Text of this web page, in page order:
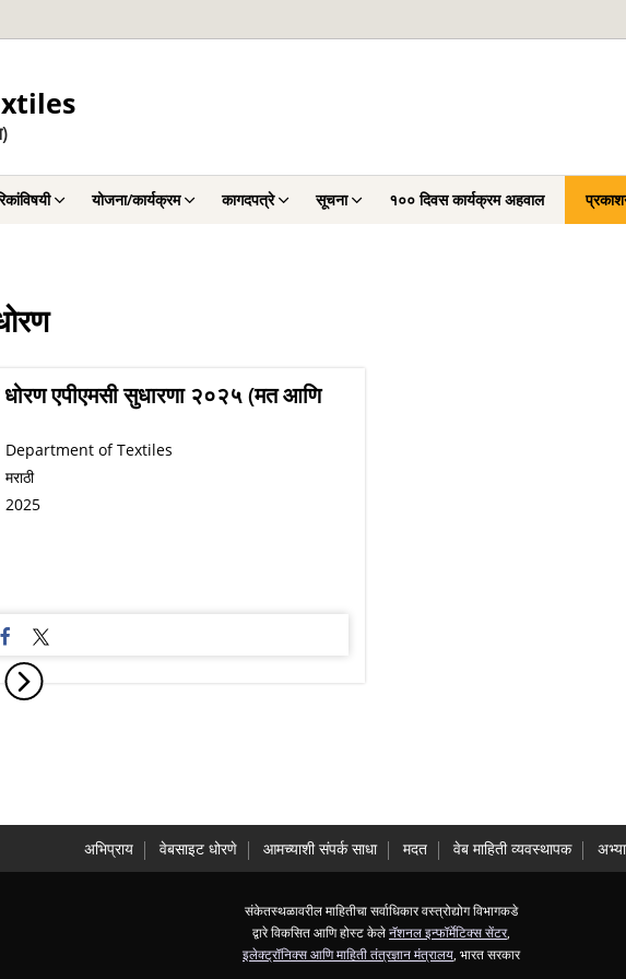
योजना/कार्यक्रम कागदपत्रे सूचना १०० दिवस कार्यक्रम अहवाल
धोरण एपीएमसी सुधारणा २०२५ (मत आणि
Department of Textiles
मराठी
2025
अभिप्राय वेबसाइट धोरणे आमच्याशी संपर्क साधा मदत वेब माहिती व्यवस्थापक
संकेतस्थळावरील माहितीचा सर्वाधिकार वस्त्रोद्योग विभागकडे
द्वारे विकसित आणि होस्ट केलेनॅशनल इन्फॉर्मेटिक्स सेंटर,
इलेक्ट्रॉनिक्स आणि माहिती तंत्रज्ञान मंत्रालय , भारत सरकार